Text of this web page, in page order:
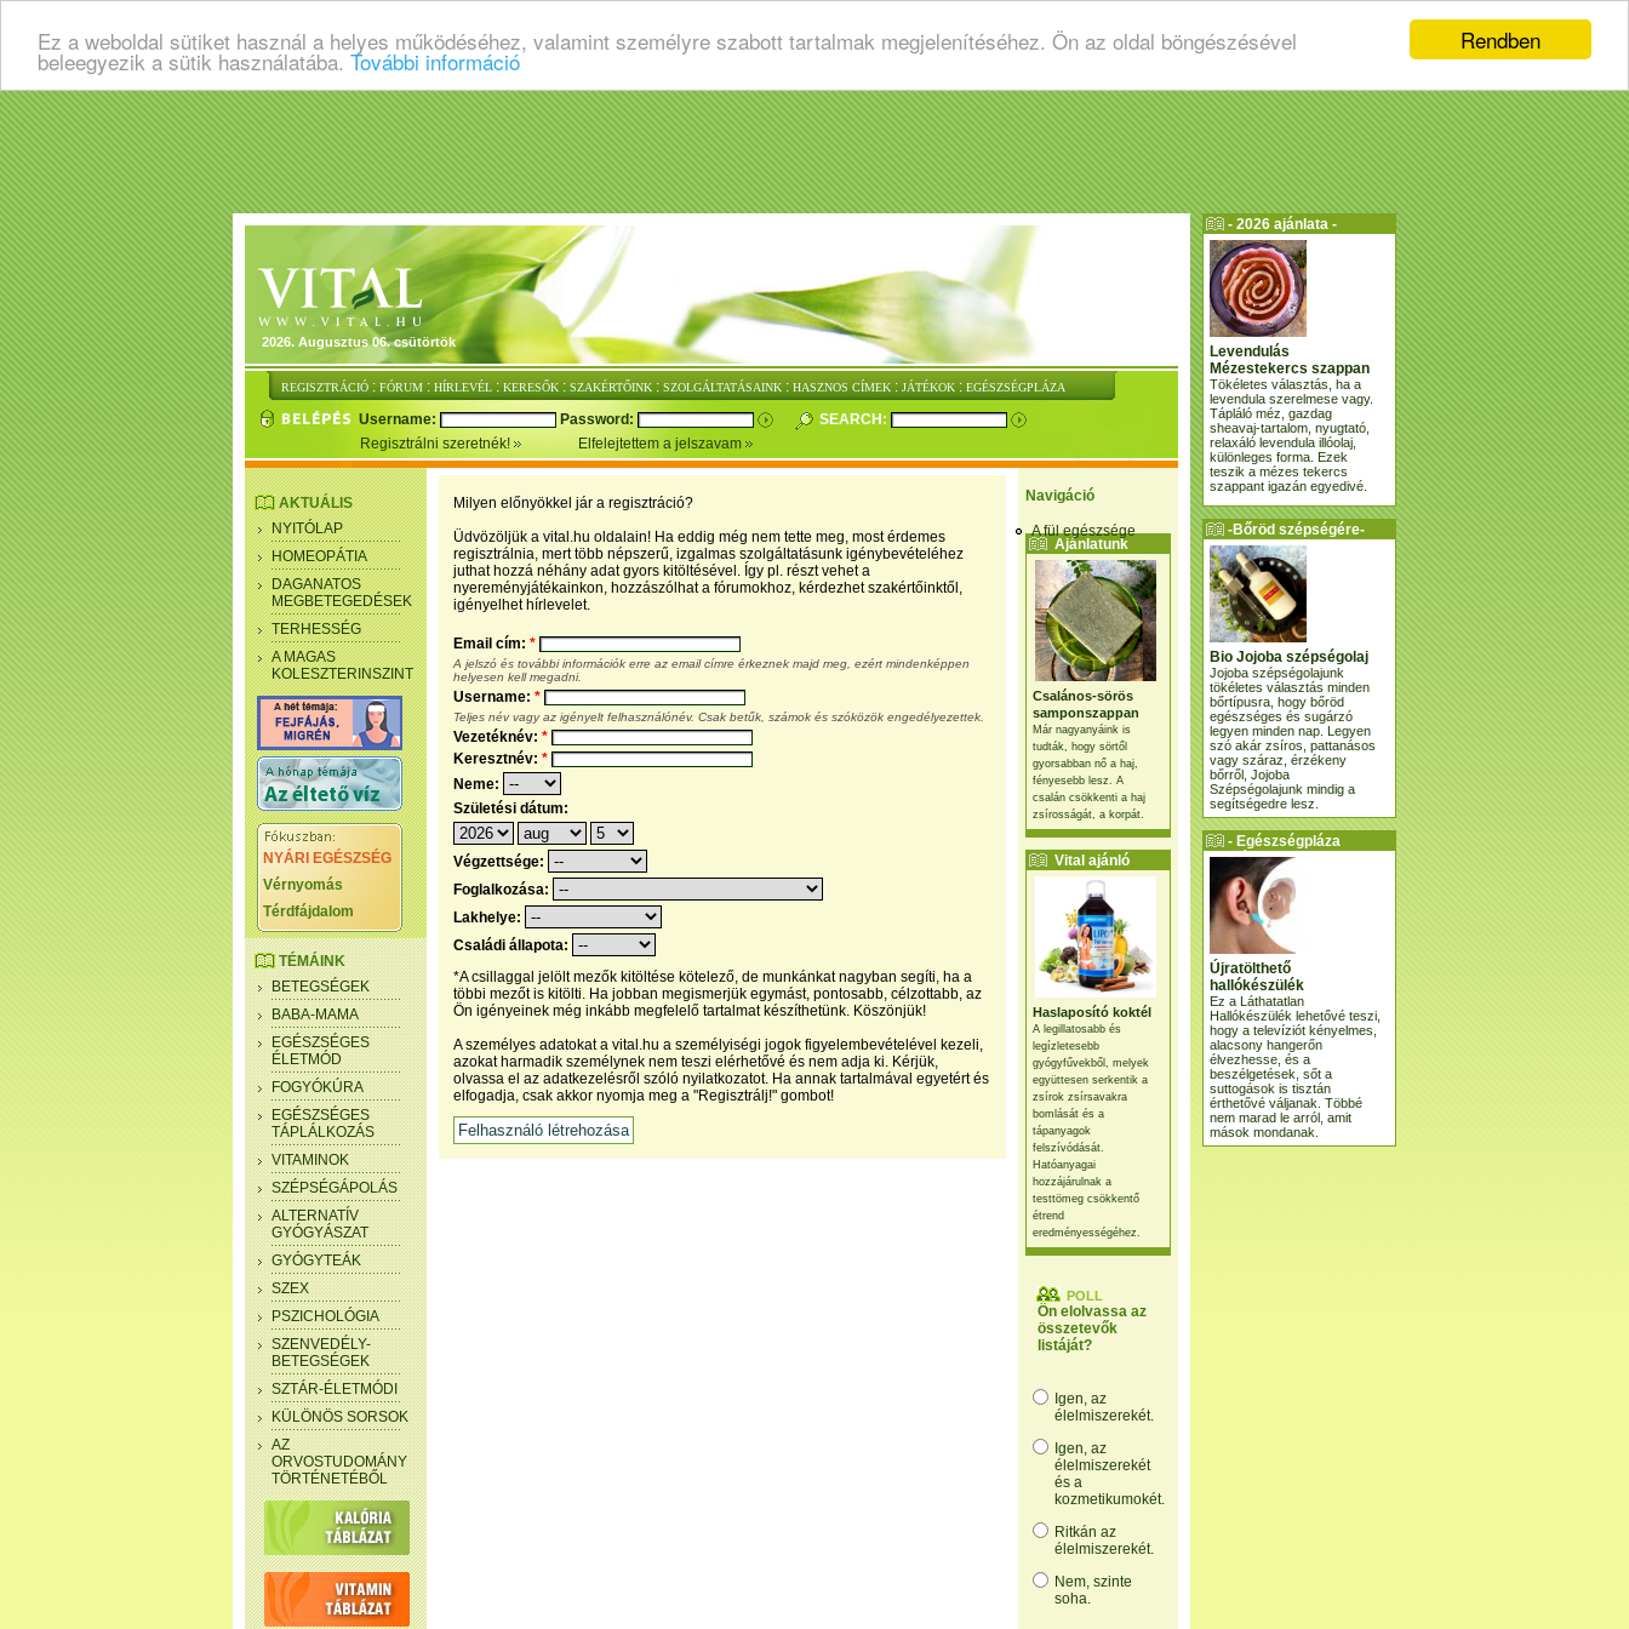
Rendben
Ez a weboldal sütiket használ a helyes működéséhez, valamint személyre szabott tartalmak megjelenítéséhez. Ön az oldal böngészésével
beleegyezik a sütik használatába. További információ
2026. Augusztus 06. csütörtök
REGISZTRÁCIÓ : FÓRUM : HÍRLEVÉL : KERESŐK : SZAKÉRTŐINK : SZOLGÁLTATÁSAINK : HASZNOS CÍMEK : JÁTÉKOK : EGÉSZSÉGPLÁZA
Username: Password:
SEARCH:
Regisztrálni szeretnék!
Elfelejtettem a jelszavam
Navigáció
A fül egészsége
Ajánlatunk
Csalános-sörös
samponszappan
Már nagyanyáink is
tudták, hogy sörtől
gyorsabban nő a haj,
fényesebb lesz. A
csalán csökkenti a haj
zsírosságát, a korpát.
Vital ajánló
Haslaposító koktél
A legillatosabb és
legízletesebb
gyógyfűvekből, melyek
együttesen serkentik a
zsírok zsírsavakra
bomlását és a
tápanyagok
felszívódását.
Hatóanyagai
hozzájárulnak a
testtömeg csökkentő
étrend
eredményességéhez.
POLL
Ön elolvassa az
összetevők
listáját?
Igen, az
élelmiszerekét.
Igen, az
élelmiszerekét
és a
kozmetikumokét.
Ritkán az
élelmiszerekét.
Nem, szinte
soha.
AKTUÁLIS
NYITÓLAP
HOMEOPÁTIA
DAGANATOS
MEGBETEGEDÉSEK
TERHESSÉG
A MAGAS
KOLESZTERINSZINT
NYÁRI EGÉSZSÉG
Vérnyomás
Térdfájdalom
TÉMÁINK
BETEGSÉGEK
BABA-MAMA
EGÉSZSÉGES
ÉLETMÓD
FOGYÓKÚRA
EGÉSZSÉGES
TÁPLÁLKOZÁS
VITAMINOK
SZÉPSÉGÁPOLÁS
ALTERNATÍV
GYÓGYÁSZAT
GYÓGYTEÁK
SZEX
PSZICHOLÓGIA
SZENVEDÉLY-
BETEGSÉGEK
SZTÁR-ÉLETMÓDI
KÜLÖNÖS SORSOK
AZ
ORVOSTUDOMÁNY
TÖRTÉNETÉBŐL
Milyen előnyökkel jár a regisztráció?
Üdvözöljük a vital.hu oldalain! Ha eddig még nem tette meg, most érdemes
regisztrálnia, mert több népszerű, izgalmas szolgáltatásunk igénybevételéhez
juthat hozzá néhány adat gyors kitöltésével. Így pl. részt vehet a
nyereményjátékainkon, hozzászólhat a fórumokhoz, kérdezhet szakértőinktől,
igényelhet hírlevelet.
Email cím: *
A jelszó és további információk erre az email címre érkeznek majd meg, ezért mindenképpen
helyesen kell megadni.
Username: *
Teljes név vagy az igényelt felhasználónév. Csak betűk, számok és szóközök engedélyezettek.
Vezetéknév: *
Keresztnév: *
Neme:
Születési dátum:
Végzettsége:
Foglalkozása:
Lakhelye:
Családi állapota:
*A csillaggal jelölt mezők kitöltése kötelező, de munkánkat nagyban segíti, ha a
többi mezőt is kitölti. Ha jobban megismerjük egymást, pontosabb, célzottabb, az
Ön igényeinek még inkább megfelelő tartalmat készíthetünk. Köszönjük!
A személyes adatokat a vital.hu a személyiségi jogok figyelembevételével kezeli,
azokat harmadik személynek nem teszi elérhetővé és nem adja ki. Kérjük,
olvassa el az adatkezelésről szóló nyilatkozatot. Ha annak tartalmával egyetért és
elfogadja, csak akkor nyomja meg a "Regisztrálj!" gombot!
- 2026 ajánlata -
Levendulás
Mézestekercs szappan
Tökéletes választás, ha a
levendula szerelmese vagy.
Tápláló méz, gazdag
sheavaj-tartalom, nyugtató,
relaxáló levendula illóolaj,
különleges forma. Ezek
teszik a mézes tekercs
szappant igazán egyedivé.
-Bőröd szépségére-
Bio Jojoba szépségolaj
Jojoba szépségolajunk
tökéletes választás minden
bőrtípusra, hogy bőröd
egészséges és sugárzó
legyen minden nap. Legyen
szó akár zsíros, pattanásos
vagy száraz, érzékeny
bőrről, Jojoba
Szépségolajunk mindig a
segítségedre lesz.
- Egészségpláza
ajánlatunk -
Újratölthető
hallókészülék
Ez a Láthatatlan
Hallókészülék lehetővé teszi,
hogy a televíziót kényelmes,
alacsony hangerőn
élvezhesse, és a
beszélgetések, sőt a
suttogások is tisztán
érthetővé váljanak. Többé
nem marad le arról, amit
mások mondanak.